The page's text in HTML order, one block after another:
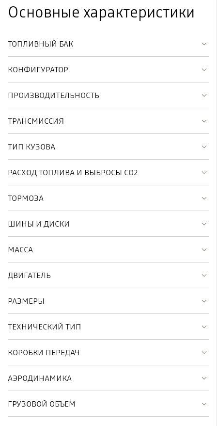
Основные характеристики
ТОПЛИВНЫЙ БАК
КОНФИГУРАТОР
ПРОИЗВОДИТЕЛЬНОСТЬ
ТРАНСМИССИЯ
ТИП КУЗОВА
РАСХОД ТОПЛИВА И ВЫБРОСЫ CO2
ТОРМОЗА
ШИНЫ И ДИСКИ
МАССА
ДВИГАТЕЛЬ
РАЗМЕРЫ
ТЕХНИЧЕСКИЙ ТИП
КОРОБКИ ПЕРЕДАЧ
АЭРОДИНАМИКА
ГРУЗОВОЙ ОБЪЕМ